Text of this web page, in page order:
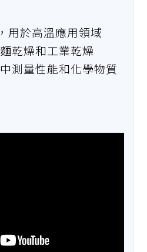
用於高溫應用領域
乾燥和工業乾燥
測量性能和化學物質